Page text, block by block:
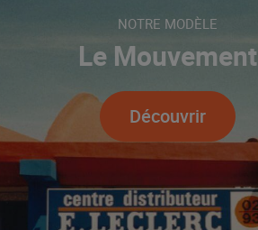
NOTRE MODÈLE
Le Mouvement
Découvrir